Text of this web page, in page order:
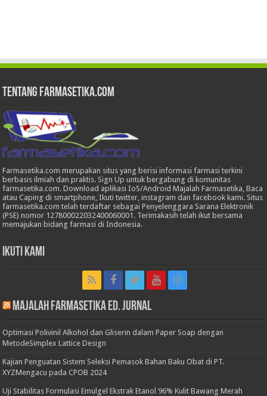
Tentang Farmasetika.com
Farmasetika.com merupakan situs yang berisi informasi farmasi terkini
berbasis ilmiah dan praktis. Sign Up untuk bergabung di komunitas
farmasetika.com. Download aplikasi IoS/Android Majalah Farmasetika, Baca
atau Caping di smartphone, Ikuti twitter, instagram dan facebook kami. Situs
farmasetika.com telah terdaftar sebagai Penyelenggara Sarana Elektronik
(PSE) nomor 127800022032400060001. Terimakasih telah ikut bersama
memajukan bidang farmasi di Indonesia.
Ikuti Kami
Majalah Farmasetika Ed. Jurnal
Optimasi Polivinil Alkohol dan Gliserin dalam Paper Soap dengan
MetodeSimplex Lattice Design
Kajian Penguatan Sistem Seleksi Pemasok Bahan Baku Obat di PT.
XYZMengacu pada CPOB 2024
Uji Stabilitas Formulasi Emulgel Ekstrak Etanol 96% Kulit Bawang Merah